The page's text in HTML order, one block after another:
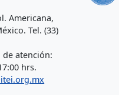
Americana,
Tel. (33)
atención:
hrs.